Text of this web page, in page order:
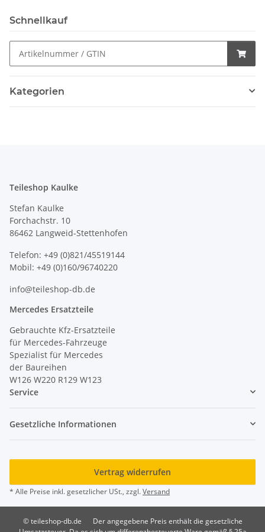
Schnellkauf
Kategorien
Teileshop Kaulke
Stefan Kaulke
Forchachstr. 10
86462 Langweid-Stettenhofen
Telefon: +49 (0)821/45519144
Mobil: +49 (0)160/96740220
info@teileshop-db.de
Mercedes Ersatzteile
Gebrauchte Kfz-Ersatzteile
für Mercedes-Fahrzeuge
Spezialist für Mercedes
der Baureihen
W126 W220 R129 W123
Service
Gesetzliche Informationen
Vertrag widerrufen
* Alle Preise inkl. gesetzlicher USt., zzgl.Versand
© teileshop-db.de
Der angegebene Preis enthält die gesetzliche